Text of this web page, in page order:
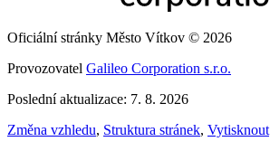
Oficiální stránky Město Vítkov © 2026
Provozovatel Galileo Corporation s.r.o.
Poslední aktualizace: 7. 8. 2026
Změna vzhledu, Struktura stránek, Vytisknout